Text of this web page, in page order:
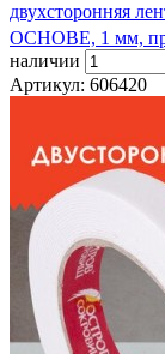
двухсторонняя
ОСНОВЕ, 1 мм,
наличии
Артикул: 606420